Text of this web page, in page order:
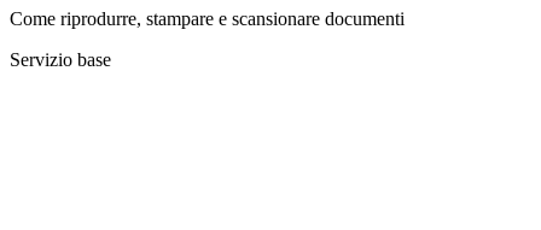
Come riprodurre, stampare e scansionare documenti
Servizio base